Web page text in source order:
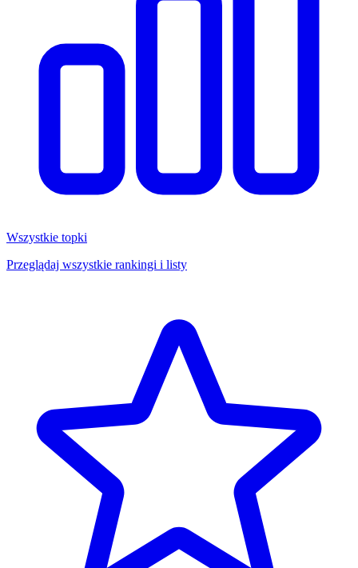
Wszystkie topki
Przeglądaj wszystkie rankingi i listy